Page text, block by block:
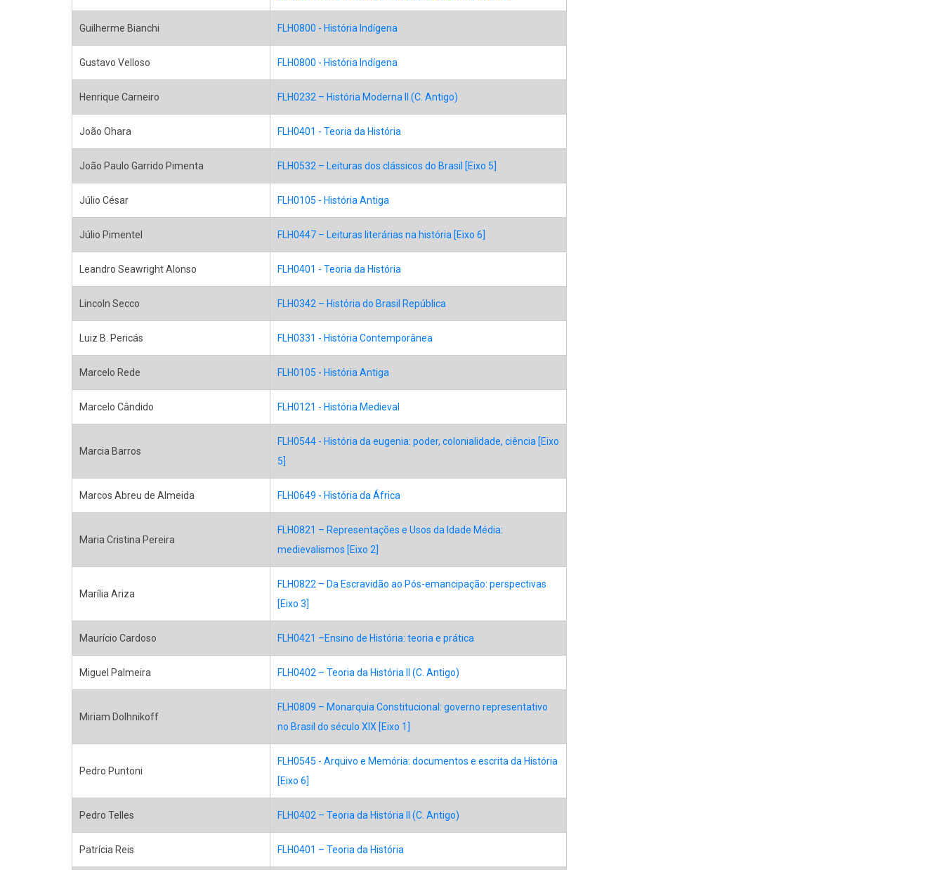
Guilherme Bianchi FLH0800 - História Indígena
Gustavo Velloso FLH0800 - História Indígena
Henrique Carneiro FLH0232 – História Moderna II (C. Antigo)
João Ohara FLH0401 - Teoria da História
João Paulo Garrido Pimenta FLH0532 – Leituras dos clássicos do Brasil [Eixo 5]
Júlio César FLH0105 - História Antiga
Júlio Pimentel FLH0447 – Leituras literárias na história [Eixo 6]
Leandro Seawright Alonso FLH0401 - Teoria da História
Lincoln Secco FLH0342 – História do Brasil República
Luiz B. Pericás FLH0331 - História Contemporânea
Marcelo Rede FLH0105 - História Antiga
Marcelo Cândido FLH0121 - História Medieval
Marcia Barros
FLH0544 - História da eugenia: poder, colonialidade, ciência [Eixo
5]
Marcos Abreu de Almeida FLH0649 - História da África
Maria Cristina Pereira
FLH0821 – Representações e Usos da Idade Média:
medievalismos [Eixo 2]
Marília Ariza
FLH0822 – Da Escravidão ao Pós-emancipação: perspectivas
[Eixo 3]
Maurício Cardoso FLH0421 –Ensino de História: teoria e prática
Miguel Palmeira FLH0402 – Teoria da História II (C. Antigo)
Miriam Dolhnikoff
FLH0809 – Monarquia Constitucional: governo representativo
no Brasil do século XIX [Eixo 1]
Pedro Puntoni
FLH0545 - Arquivo e Memória: documentos e escrita da História
[Eixo 6]
Pedro Telles FLH0402 – Teoria da História II (C. Antigo)
Patrícia Reis FLH0401 – Teoria da História